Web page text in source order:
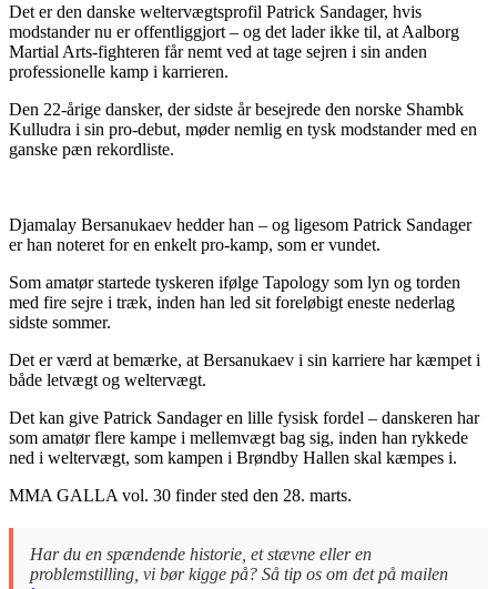
Det er den danske weltervægtsprofil Patrick Sandager, hvis
modstander nu er offentliggjort – og det lader ikke til, at Aalborg
Martial Arts-fighteren får nemt ved at tage sejren i sin anden
professionelle kamp i karrieren.
Den 22-årige dansker, der sidste år besejrede den norske Shambk
Kulludra i sin pro-debut, møder nemlig en tysk modstander med en
ganske pæn rekordliste.
Djamalay Bersanukaev hedder han – og ligesom Patrick Sandager
er han noteret for en enkelt pro-kamp, som er vundet.
Som amatør startede tyskeren ifølge Tapology som lyn og torden
med fire sejre i træk, inden han led sit foreløbigt eneste nederlag
sidste sommer.
Det er værd at bemærke, at Bersanukaev i sin karriere har kæmpet i
både letvægt og weltervægt.
Det kan give Patrick Sandager en lille fysisk fordel – danskeren har
som amatør flere kampe i mellemvægt bag sig, inden han rykkede
ned i weltervægt, som kampen i Brøndby Hallen skal kæmpes i.
MMA GALLA vol. 30 finder sted den 28. marts.
Har du en spændende historie, et stævne eller en
problemstilling, vi bør kigge på? Så tip os om det på mailen